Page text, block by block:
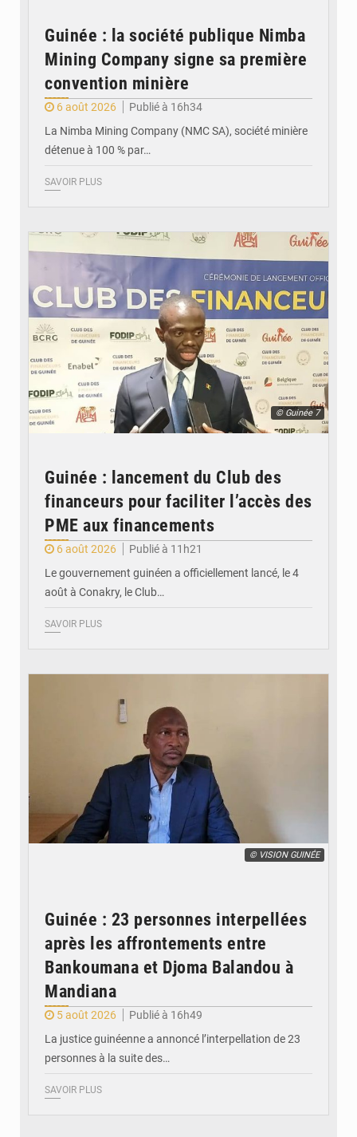
Guinée : la société publique Nimba
Mining Company signe sa première
convention minière
6 août 2026
Publié à 16h34
La Nimba Mining Company (NMC SA), société minière
détenue à 100 % par…
SAVOIR PLUS
© Guinée 7
Guinée : lancement du Club des
financeurs pour faciliter l’accès des
PME aux financements
6 août 2026
Publié à 11h21
Le gouvernement guinéen a officiellement lancé, le 4
août à Conakry, le Club…
SAVOIR PLUS
© VISION GUINÉE
Guinée : 23 personnes interpellées
après les affrontements entre
Bankoumana et Djoma Balandou à
Mandiana
5 août 2026
Publié à 16h49
La justice guinéenne a annoncé l’interpellation de 23
personnes à la suite des…
SAVOIR PLUS